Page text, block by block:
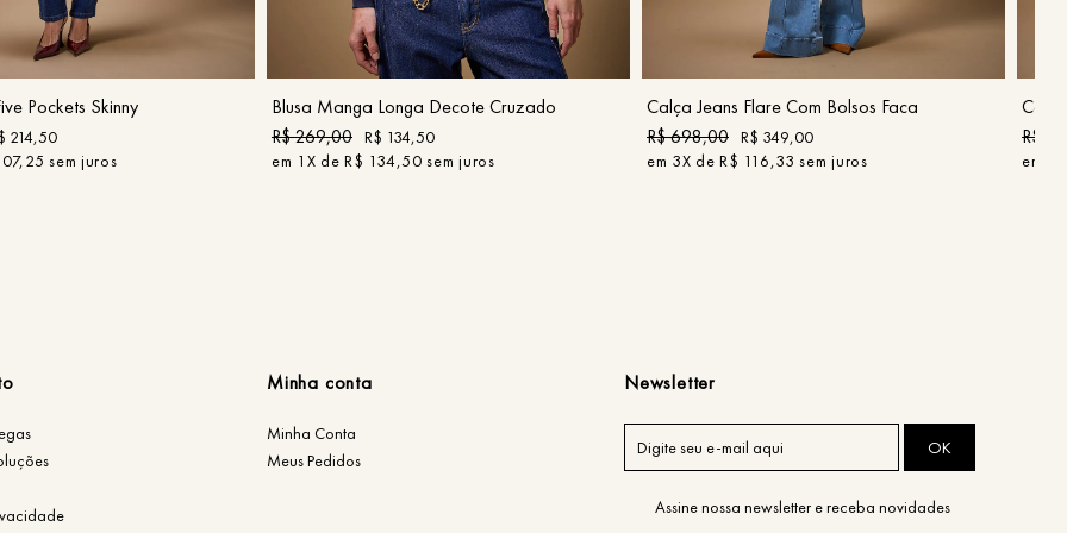
44
COMPRAR
Pockets Skinny
214,50
,25 sem juros
P M G
COMPRAR
Blusa Manga Longa Decote Cruzado
R$269,00 R$ 134,50
em 1 X deR$ 134,50 sem juros
40
COMPRAR
Calça Jeans Flare Com Bolsos Faca
R$698,00 R$ 349,00
em 3X deR$ 116,33 sem juros
R$
em
Minha conta
Minha Conta
Meus Pedidos
Newsletter
OK
Assine nossa newsletter e receba novidades